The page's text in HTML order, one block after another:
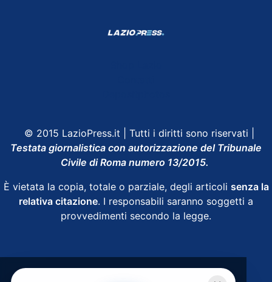
© 2015 LazioPress.it | Tutti i diritti sono riservati |
Testata giornalistica con autorizzazione del Tribunale
Civile di Roma numero 13/2015.
È vietata la copia, totale o parziale, degli articoli senza la
relativa citazione. I responsabili saranno soggetti a
provvedimenti secondo la legge.